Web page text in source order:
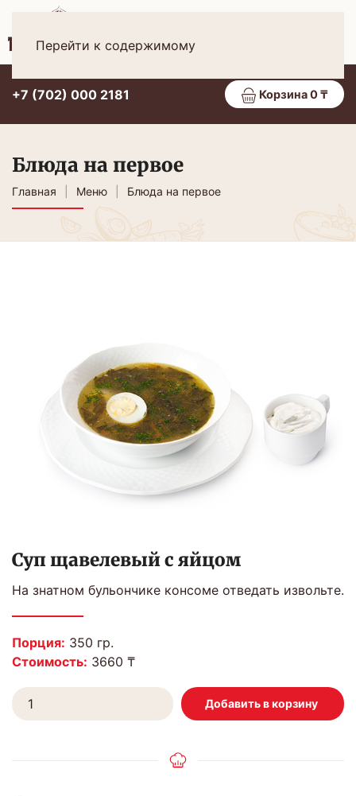
Перейти к содержимому
+7 (702) 000 2181 Корзина 0 ₸
Блюда на первое
Главная Меню Блюда на первое
Суп щавелевый с яйцом
На знатном бульончике консоме отведать извольте.
Порция: 350 гр.
Стоимость: 3660 ₸